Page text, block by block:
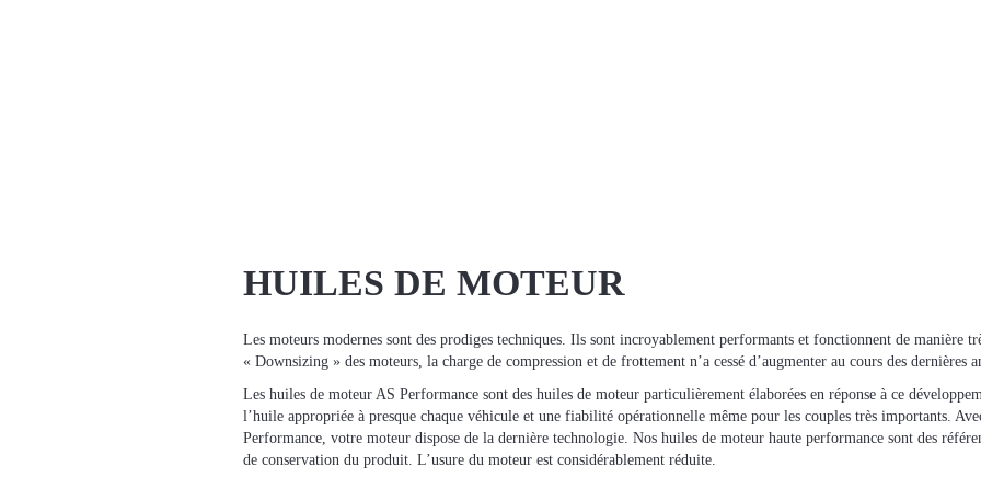
HUILES DE MOTEUR
Les moteurs modernes sont des prodiges techniques. Ils sont incroyablement performants et fonctionnent de manière
« Downsizing » des moteurs, la charge de compression et de frottement n’a cessé d’augmenter au cours des dernières
Les huiles de moteur AS Performance sont des huiles de moteur particulièrement élaborées en réponse à ce
l’huile appropriée à presque chaque véhicule et une fiabilité opérationnelle même pour les couples très importants.
Performance, votre moteur dispose de la dernière technologie. Nos huiles de moteur haute performance sont des
de conservation du produit. L’usure du moteur est considérablement réduite.